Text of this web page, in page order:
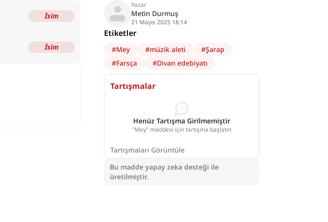
İsim
İsim
Yazar
Metin Durmuş
21 Mayıs 2025 18:14
Etiketler
#Mey #müzik aleti #Şarap
#Farsça #Divan edebiyatı
Tartışmalar
Henüz Tartışma Girilmemiştir
"Mey" maddesi için tartışma başlatın
Tartışmaları Görüntüle
Bu madde yapay zeka desteği ile
üretilmiştir.